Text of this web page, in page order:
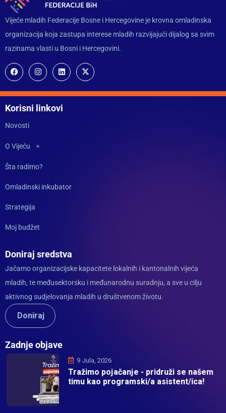
Vijeće mladih Federacije Bosne i Hercegovine je krovna omladinska
organizacija koja zastupa interese mladih razvijajući dijalog sa svim
razinama vlasti u Bosni i Hercegovini.
Korisni linkovi
Novosti
O Vijeću
Šta radimo?
Omladinski inkubator
Strategija
Moj budžet
Doniraj sredstva
Jačamo organizacijske kapacitete lokalnih i kantonalnih vijeća
mladih, te međusektorsku i međunarodnu suradnju, a sve u cilju
aktivnog sudjelovanja mladih u društvenom životu.
Doniraj
Zadnje objave
9 Jula, 2026
Tražimo pojačanje - pridruži se našem
timu kao programski/a asistent/ica!